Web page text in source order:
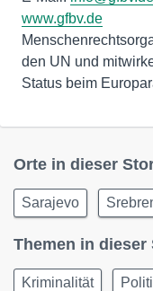
www.gfbv.de
den UN und
Status beim
Orte in dieser
Sarajevo
Themen in dieser
Kriminalität